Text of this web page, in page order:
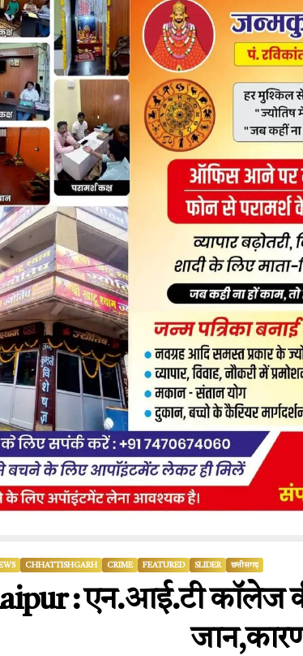
CHHATTISHGARH CRIME FEATURED SLIDER छत्तीसगढ़
: एन.आई.टी कॉलेज